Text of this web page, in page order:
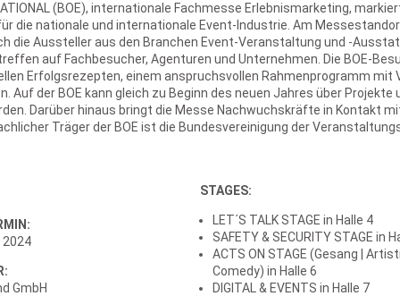
(BOE), internationale Fachmesse Erlebnismarketing,
die nationale und internationale Event-Industrie. Am
die Aussteller aus den Branchen Event-Veranstaltung und -
auf Fachbesucher, Agenturen und Unternehmen. Die BOE-
Erfolgsrezepten, einem anspruchsvollen Rahmenprogramm mit
Auf der BOE kann gleich zu Beginn des neuen Jahres über Projekte
Darüber hinaus bringt die Messe Nachwuchskräfte in Kontakt
Träger der BOE ist die Bundesvereinigung der
2024
GmbH
STAGES:
LET´S TALK STAGE in Halle 4
SAFETY & SECURITY STAGE in
ACTS ON STAGE (Gesang |
Comedy) in Halle 6
DIGITAL & EVENTS in Halle 7